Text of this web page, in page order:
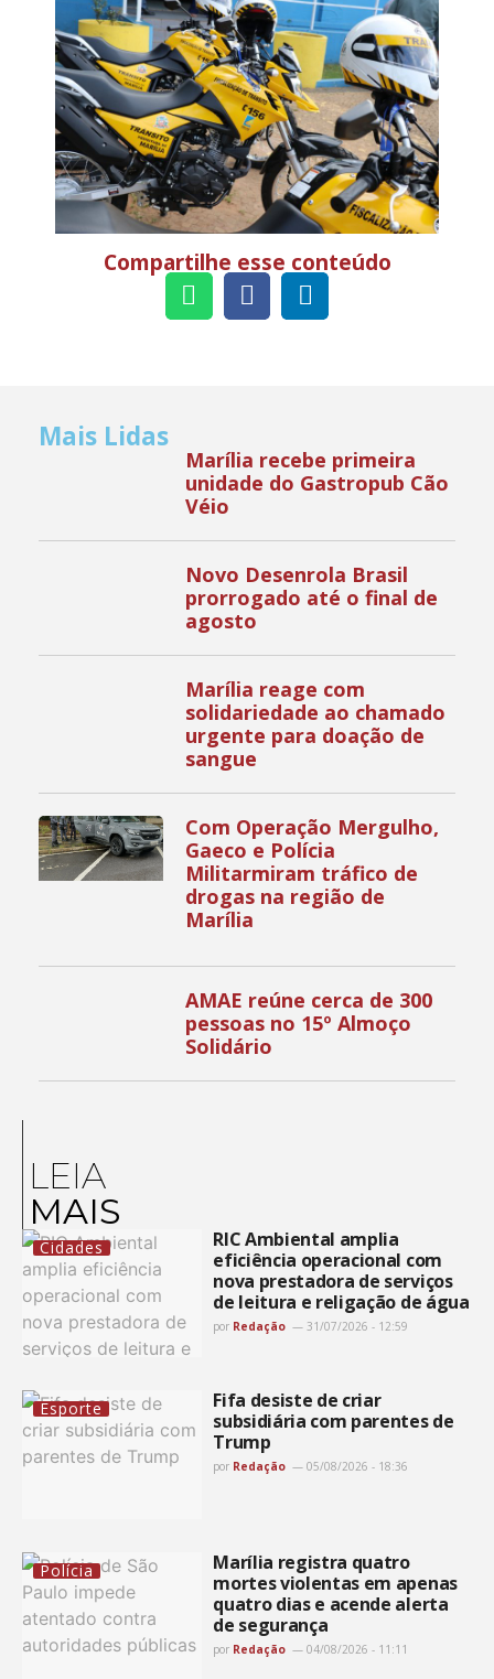
Compartilhe esse conteúdo
Mais Lidas
Marília recebe primeira
unidade do Gastropub Cão
Véio
Novo Desenrola Brasil
prorrogado até o final de
agosto
Marília reage com
solidariedade ao chamado
urgente para doação de
sangue
Com Operação Mergulho,
Gaeco e Polícia
Militarmiram tráfico de
drogas na região de
Marília
AMAE reúne cerca de 300
pessoas no 15º Almoço
Solidário
LEIA
MAIS
Cidades
RIC Ambiental amplia
eficiência operacional com
nova prestadora de serviços
de leitura e religação de água
por Redação 31/07/2026 - 12:59
Esporte
Fifa desiste de criar
subsidiária com parentes de
Trump
por Redação 05/08/2026 - 18:36
Polícia
Marília registra quatro
mortes violentas em apenas
quatro dias e acende alerta
de segurança
por Redação 04/08/2026 - 11:11